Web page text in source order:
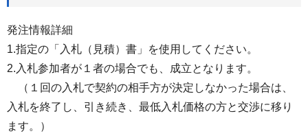
発注情報詳細
1.指定の「入札（見積）書」を使用してください。
2.入札参加者が１者の場合でも、成立となります。
（１回の入札で契約の相手方が決定しなかった場合は、
入札を終了し、引き続き、最低入札価格の方と交渉に移り
ます。）